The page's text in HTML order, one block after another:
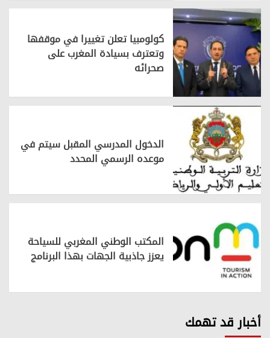
كولومبيا تعلن تغييرا في موقفها
وتعترف بسيادة المغرب على
صحرائه
الدخول المدرسي المقبل سیتم في
موعده الرسمي المحدد
المكتب الوطني المغربي للسياحة
يعزز جاذبية الجهات بهذا البرنامج
أخبار قد تهمك